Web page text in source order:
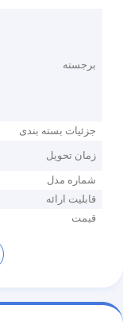
برجسته
جزئیات بسته بندی
زمان تحویل
شماره مدل
قابلیت ارائه
قیمت